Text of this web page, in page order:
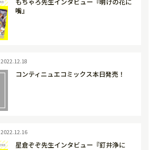
嘴』
2022.12.18
コンティニュエコミックス本日発売！
2022.12.16
星倉ぞぞ先生インタビュー『釘井浄に